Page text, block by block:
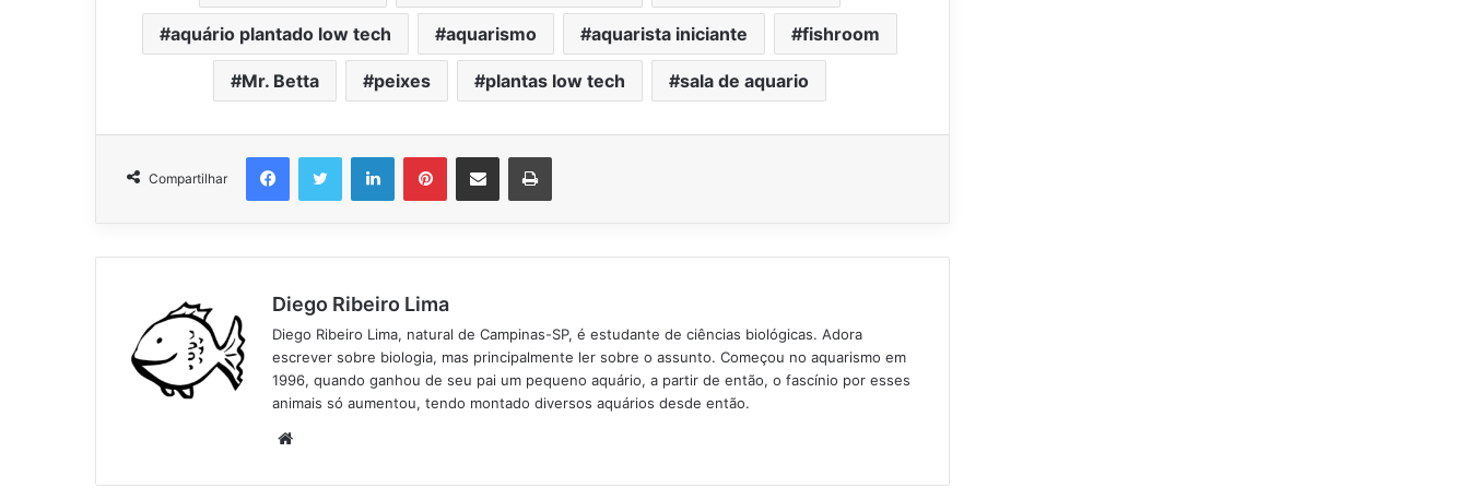
aquário plantado low tech aquarismo aquarista iniciante fishroom
Mr. Betta peixes plantas low tech sala de aquario
Compartilhar
FacebookTwitter LinkedinPinterestCompartilhar via e-mail Imprimir
Diego Ribeiro Lima
Diego Ribeiro Lima, natural de Campinas-SP, é estudante de ciências biológicas. Adora
escrever sobre biologia, mas principalmente ler sobre o assunto. Começou no aquarismo em
1996, quando ganhou de seu pai um pequeno aquário, a partir de então, o fascínio por esses
animais só aumentou, tendo montado diversos aquários desde então.
Website